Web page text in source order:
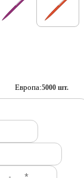
Европа:5000 шт.